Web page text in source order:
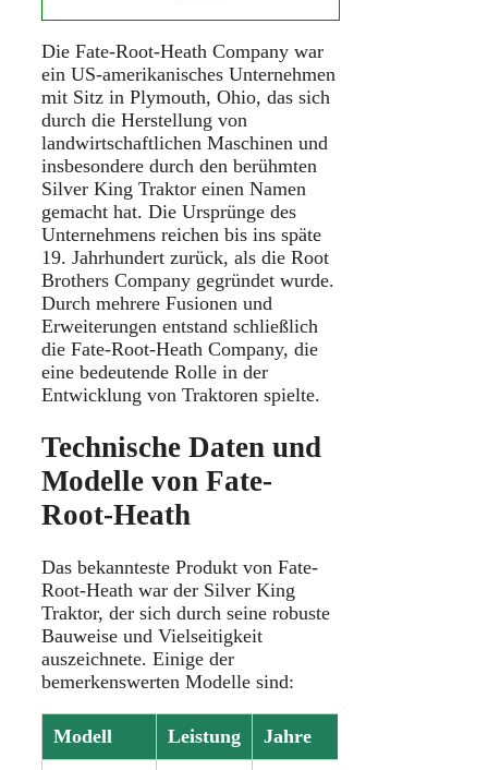
Die Fate-Root-Heath Company war
ein US-amerikanisches Unternehmen
mit Sitz in Plymouth, Ohio, das sich
durch die Herstellung von
landwirtschaftlichen Maschinen und
insbesondere durch den berühmten
Silver King Traktor einen Namen
gemacht hat. Die Ursprünge des
Unternehmens reichen bis ins späte
19. Jahrhundert zurück, als die Root
Brothers Company gegründet wurde.
Durch mehrere Fusionen und
Erweiterungen entstand schließlich
die Fate-Root-Heath Company, die
eine bedeutende Rolle in der
Entwicklung von Traktoren spielte.
Technische Daten und
Modelle von Fate-
Root-Heath
Das bekannteste Produkt von Fate-
Root-Heath war der Silver King
Traktor, der sich durch seine robuste
Bauweise und Vielseitigkeit
auszeichnete. Einige der
bemerkenswerten Modelle sind:
Modell Leistung Jahre